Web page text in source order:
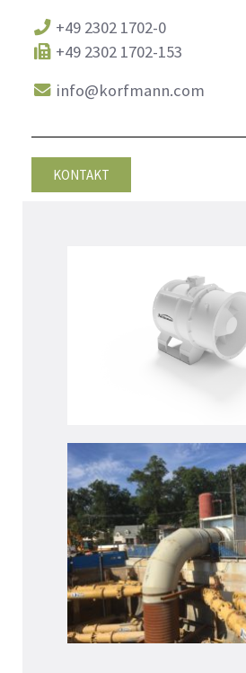
+49 2302 1702-0
+49 2302 1702-153
info@korfmann.com
KONTAKT